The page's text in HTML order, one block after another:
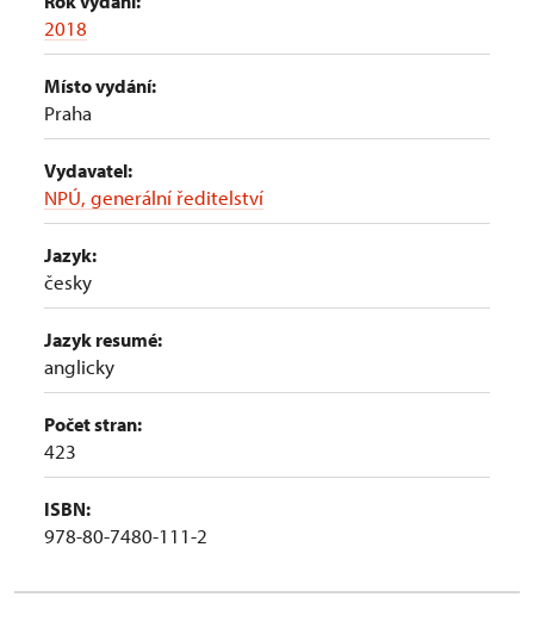
2018
Místo vydání:
Praha
Vydavatel:
NPÚ, generální ředitelství
Jazyk:
česky
Jazyk resumé:
anglicky
Počet stran:
423
ISBN:
978-80-7480-111-2